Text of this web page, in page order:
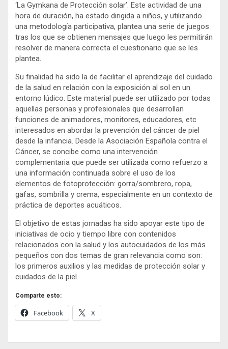
‘La Gymkana de Protección solar’. Este actividad de una
hora de duración, ha estado dirigida a niños, y utilizando
una metodología participativa, plantea una serie de juegos
tras los que se obtienen mensajes que luego les permitirán
resolver de manera correcta el cuestionario que se les
plantea.
Su finalidad ha sido la de facilitar el aprendizaje del cuidado
de la salud en relación con la exposición al sol en un
entorno lúdico. Este material puede ser utilizado por todas
aquellas personas y profesionales que desarrollan
funciones de animadores, monitores, educadores, etc
interesados en abordar la prevención del cáncer de piel
desde la infancia. Desde la Asociación Española contra el
Cáncer, se concibe como una intervención
complementaria que puede ser utilizada como refuerzo a
una información continuada sobre el uso de los
elementos de fotoprotección: gorra/sombrero, ropa,
gafas, sombrilla y crema, especialmente en un contexto de
práctica de deportes acuáticos.
El objetivo de estas jornadas ha sido apoyar este tipo de
iniciativas de ocio y tiempo libre con contenidos
relacionados con la salud y los autocuidados de los más
pequeños con dos temas de gran relevancia como son:
los primeros auxilios y las medidas de protección solar y
cuidados de la piel.
Comparte esto:
Facebook X